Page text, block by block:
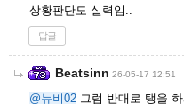
상황판단도 실력임..
답글
Beatsinn 26-05-17 12:51
@뉴비02 그럼 반대로 탱을